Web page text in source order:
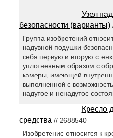
Узел
безопасности (варианты)
Группа изобретений
надувной подушки
себя первую и вторую
уплотненным образом с
камеры, имеющей
выполненной с
надутое и ненадутое
Кресло
средства// 2688540
Изобретение относится к